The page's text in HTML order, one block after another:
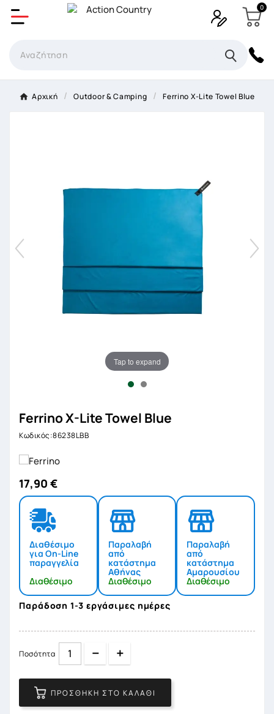
0
Αρχική Outdoor & Camping Ferrino X-Lite Towel Blue
Tap to expand
Ferrino X-Lite Towel Blue
Κωδικός:86238LBB
17,90 €
Διαθέσιμο
για On-Line
παραγγελία
Διαθέσιμο
Παραλαβή
από
κατάστημα
Αθήνας
Διαθέσιμο
Παραλαβή
από
κατάστημα
Αμαρουσίου
Διαθέσιμο
Παράδοση 1-3 εργάσιμες ημέρες
Ποσότητα Quantity
ΠΡΟΣΘΉΚΗ ΣΤΟ ΚΑΛΆΘΙ
Δημιουργία λίστα επιθυμητών
×
Όνομα Λίστα επιθυμιτών